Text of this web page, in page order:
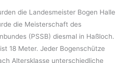
die Landesmeister Bogen Halle
die Meisterschaft des
(PSSB) diesmal in Haßloch.
18 Meter. Jeder Bogenschütze
Altersklasse unterschiedliche